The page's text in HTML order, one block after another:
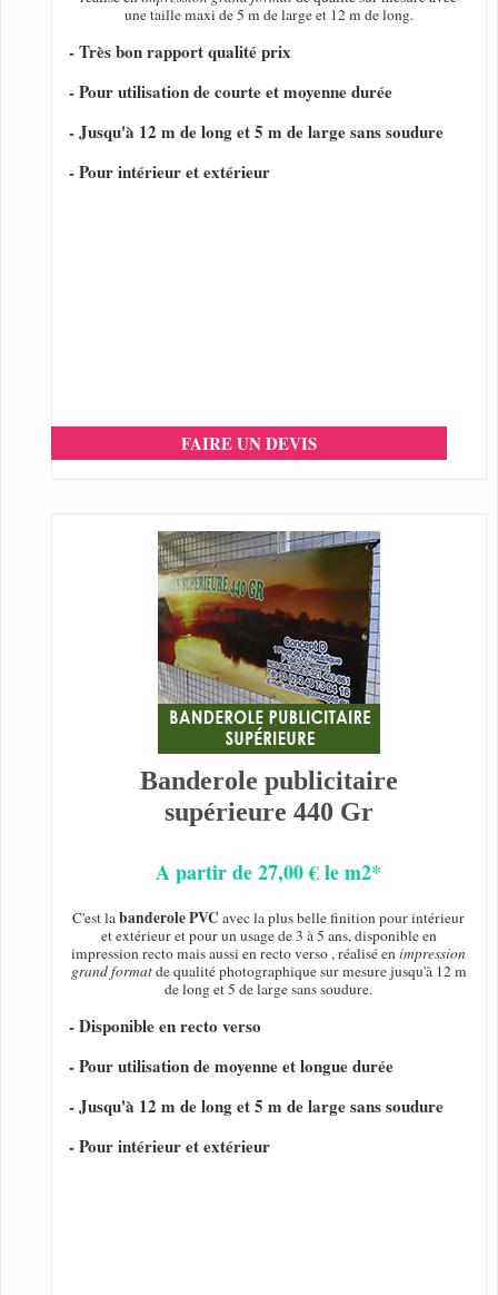
une taille maxi de 5 m de large et 12 m de long.
- Très bon rapport qualité prix
- Pour utilisation de courte et moyenne durée
- Jusqu'à 12 m de long et 5 m de large sans soudure
- Pour intérieur et extérieur
FAIRE UN DEVIS
Banderole publicitaire
supérieure 440 Gr
A partir de 27,00 € le m2*
C'est labanderole PVC avec la plus belle finition pour intérieur
et extérieur et pour un usage de 3 à 5 ans, disponible en
impression recto mais aussi en recto verso , réalisé enimpression
grand formatde qualité photographique sur mesure jusqu'à 12 m
de long et 5 de large sans soudure.
- Disponible en recto verso
- Pour utilisation de moyenne et longue durée
- Jusqu'à 12 m de long et 5 m de large sans soudure
- Pour intérieur et extérieur